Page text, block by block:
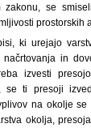
se
prostorskih
ki urejajo
in
izvesti
se ti presoji
na okolje
okolja,